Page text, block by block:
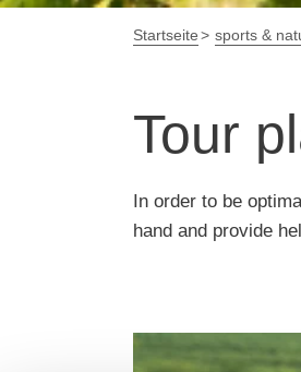
Startseite sports &
Tour
In order to be
hand and provide